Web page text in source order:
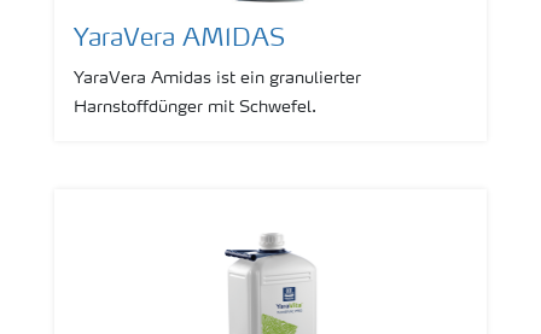
YaraVera AMIDAS
YaraVera Amidas ist ein granulierter
Harnstoffdünger mit Schwefel.